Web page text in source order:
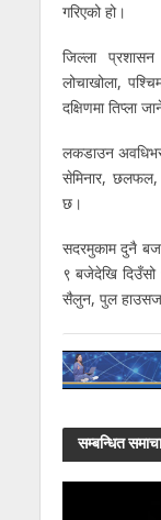
गरिएको हो।
जिल्ला
लोचाखोला,
दक्षिणमा तिप्ला
लकडाउन अवधिभर
सेमिनार, छलफल,
छ।
सदरमुकाम दुनै
९ बजेदेखि दिउँसो
सैलुन, पुल
सम्बन्धित